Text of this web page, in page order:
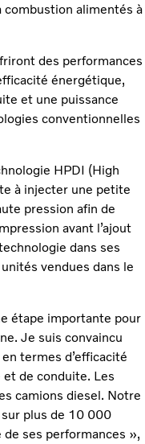
combustion alimentés à
des performances
énergétique,
et une puissance
conventionnelles
HPDI (High
à injecter une petite
pression afin de
avant l’ajout
dans ses
vendues dans le
étape importante pour
Je suis convaincu
termes d’efficacité
de conduite. Les
camions diesel. Notre
plus de 10 000
ses performances »,